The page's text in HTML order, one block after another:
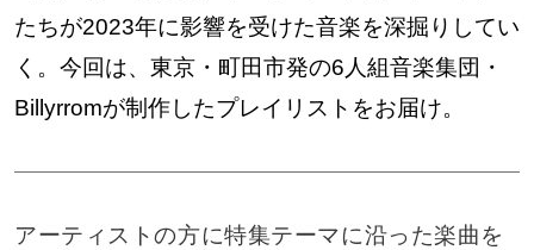
たちが2023年に影響を受けた音楽を深掘りしてい
く。今回は、東京・町田市発の6人組音楽集団・
Billyrromが制作したプレイリストをお届け。
アーティストの方に特集テーマに沿った楽曲を